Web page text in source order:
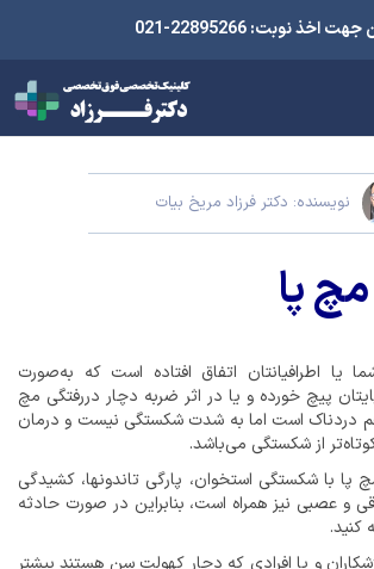
اخذ نوبت: 22895266-021
نویسنده: دکتر فرزاد مریخ بیات
پا
یا اطرافیانتان اتفاق افتاده است که به‌صورت
پیچ خورده و یا در اثر ضربه دچار دررفتگی مچ
هم دردناک است اما به شدت شکستگی نیست و درمان
از شکستگی می‌باشد.
پا با شکستگی استخوان، پارگی تاندون­ها، کشیدگی
و عصبی نیز همراه است، بنابراین در صورت حادثه
کنید.